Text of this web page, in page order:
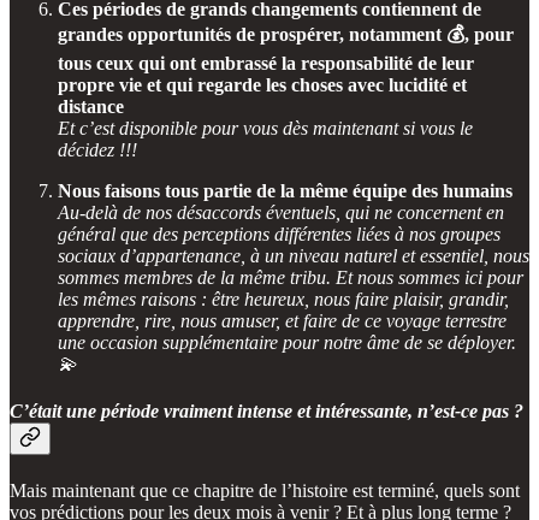
Ces périodes de grands changements contiennent de
grandes opportunités de prospérer, notamment 💰, pour
tous ceux qui ont embrassé la responsabilité de leur
propre vie et qui regarde les choses avec lucidité et
distance
Et c’est disponible pour vous dès maintenant si vous le
décidez !!!
Nous faisons tous partie de la même équipe des humains
Au-delà de nos désaccords éventuels, qui ne concernent en
général que des perceptions différentes liées à nos groupes
sociaux d’appartenance, à un niveau naturel et essentiel, nous
sommes membres de la même tribu. Et nous sommes ici pour
les mêmes raisons : être heureux, nous faire plaisir, grandir,
apprendre, rire, nous amuser, et faire de ce voyage terrestre
une occasion supplémentaire pour notre âme de se déployer.
💫
C’était une période vraiment intense et intéressante, n’est-ce pas ?
Mais maintenant que ce chapitre de l’histoire est terminé, quels sont
vos prédictions pour les deux mois à venir ? Et à plus long terme ?